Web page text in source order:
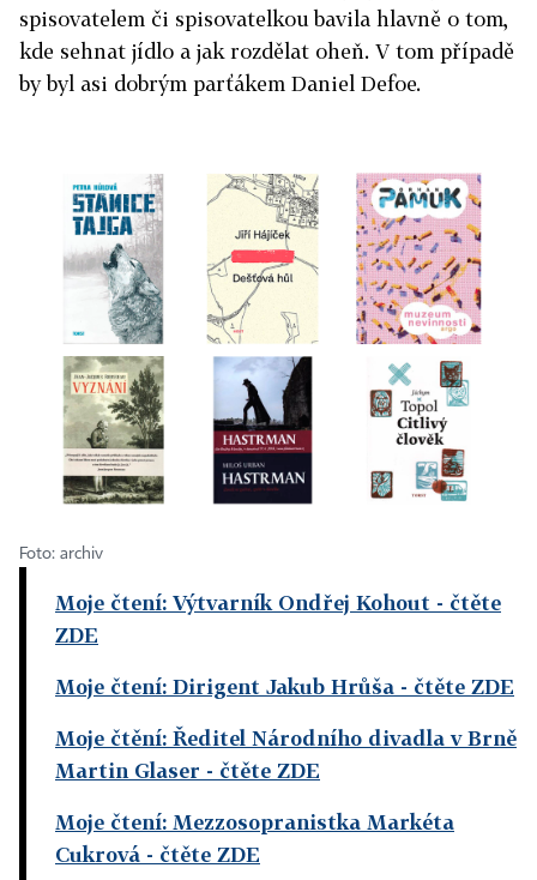
spisovatelem či spisovatelkou bavila hlavně o tom,
kde sehnat jídlo a jak rozdělat oheň. V tom případě
by byl asi dobrým parťákem Daniel Defoe.
Foto: archiv
Moje čtení: Výtvarník Ondřej Kohout - čtěte
ZDE
Moje čtení: Dirigent Jakub Hrůša - čtěte ZDE
Moje čtění: Ředitel Národního divadla v Brně
Martin Glaser - čtěte ZDE
Moje čtení: Mezzosopranistka Markéta
Cukrová - čtěte ZDE